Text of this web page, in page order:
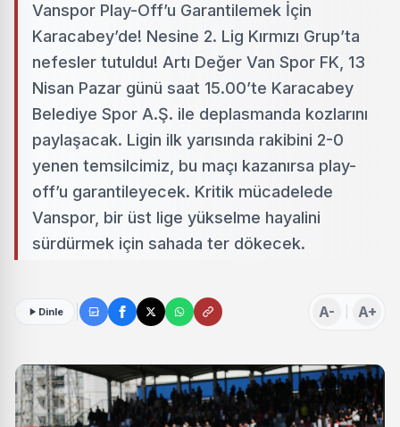
Vanspor Play-Off’u Garantilemek İçin
Karacabey’de! Nesine 2. Lig Kırmızı Grup’ta
nefesler tutuldu! Artı Değer Van Spor FK, 13
Nisan Pazar günü saat 15.00’te Karacabey
Belediye Spor A.Ş. ile deplasmanda kozlarını
paylaşacak. Ligin ilk yarısında rakibini 2-0
yenen temsilcimiz, bu maçı kazanırsa play-
off’u garantileyecek. Kritik mücadelede
Vanspor, bir üst lige yükselme hayalini
sürdürmek için sahada ter dökecek.
Dinle A- A+